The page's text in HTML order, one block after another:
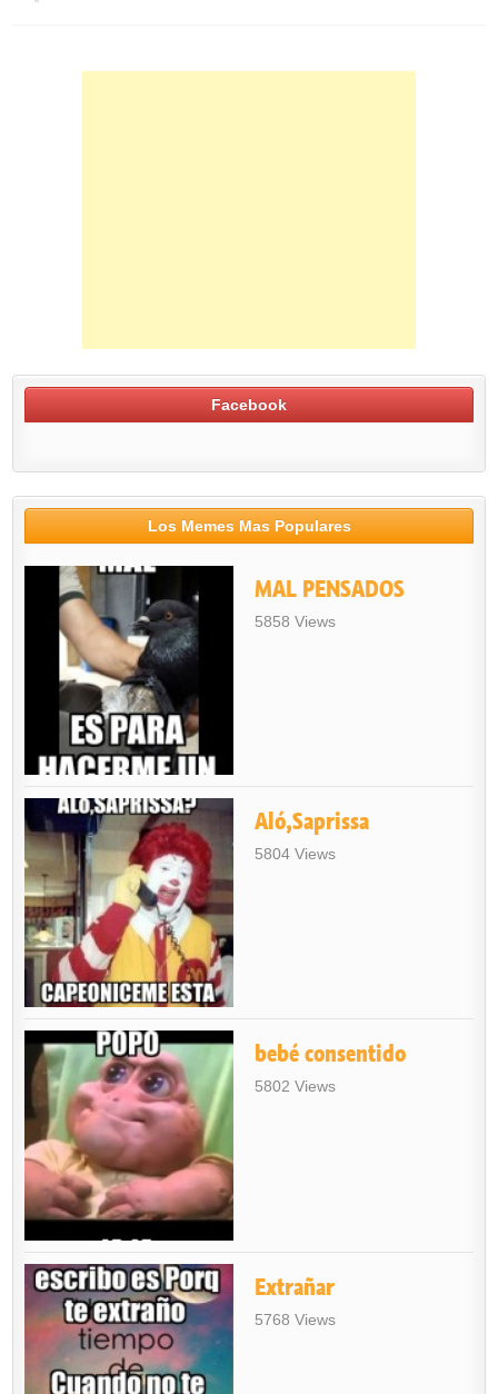
Facebook
Los Memes Mas Populares
MAL PENSADOS
5858 Views
Aló,Saprissa
5804 Views
bebé consentido
5802 Views
Extrañar
5768 Views